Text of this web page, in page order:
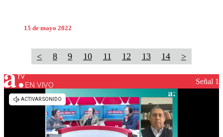
15 de mayo 2022
< 8 9 10 11 12 13 14 >
EN VIVO Señal 1